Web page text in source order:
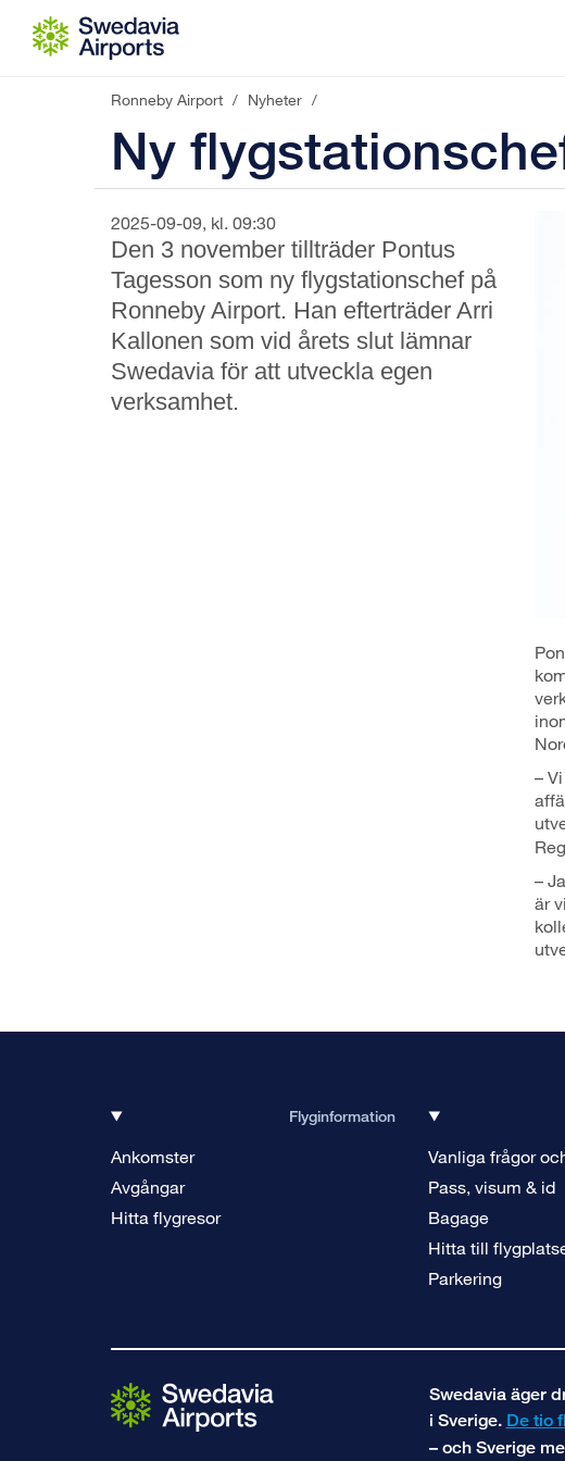
Gå till innehåll
Ronneby Airport / Nyheter /
Ny
2025-09-09, kl. 09:30
Den 3 november tillträder Pontus
Tagesson som ny flygstationschef på
Ronneby Airport. Han efterträder Arri
Kallonen som vid årets slut lämnar
Swedavia för att utveckla egen
verksamhet.
–
–
är
Flyginformation
Ankomster
Avgångar
Hitta flygresor
Vanliga frågor
Pass, visum & id
Bagage
Hitta till
Parkering
Swedavia äger
i Sverige. De tio
– och Sverige